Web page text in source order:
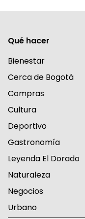
Qué hacer
Bienestar
Cerca de Bogotá
Compras
Cultura
Deportivo
Gastronomía
Leyenda El Dorado
Naturaleza
Negocios
Urbano